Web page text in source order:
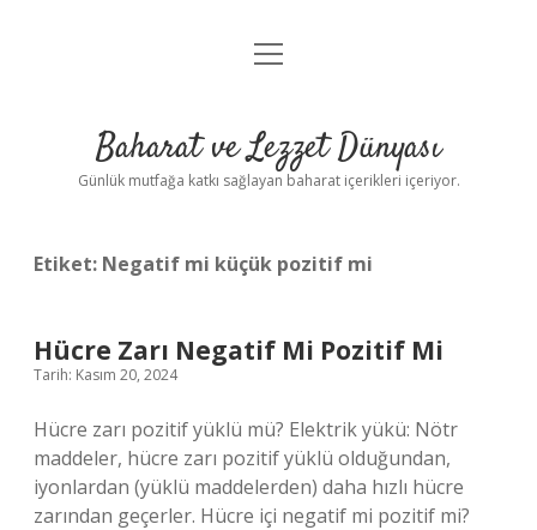
Anasayfa
Yasal Uyarı
menüyü
Baharat ve Lezzet Dünyası
Günlük mutfağa katkı sağlayan baharat içerikleri içeriyor.
Etiket: Negatif mi küçük pozitif mi
Hücre Zarı Negatif Mi Pozitif Mi
Tarih: Kasım 20, 2024
Hücre zarı pozitif yüklü mü? Elektrik yükü: Nötr
maddeler, hücre zarı pozitif yüklü olduğundan,
iyonlardan (yüklü maddelerden) daha hızlı hücre
zarından geçerler. Hücre içi negatif mi pozitif mi?